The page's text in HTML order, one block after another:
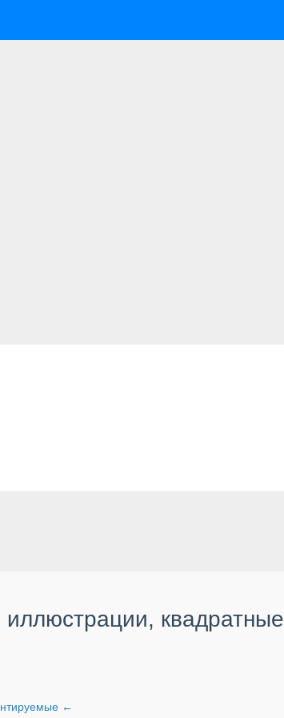
квадратные
←